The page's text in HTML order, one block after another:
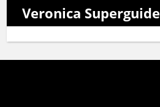
Veronica Superguide